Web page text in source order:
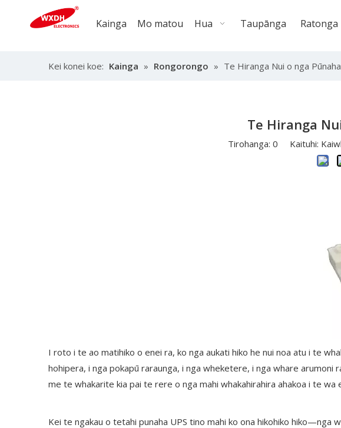
Kainga Mo matou Hua Taupānga Ratonga
Kei konei koe: Kainga » Rongorongo » Te Hiranga Nui o nga
Te Hiranga
Tirohanga: 0 Kaituhi:
I roto i te ao matihiko o enei ra, ko nga aukati hiko he nui noa atu i te
hohipera, i nga pokapū raraunga, i nga wheketere, i nga whare arumoni
me te whakarite kia pai te rere o nga mahi whakahirahira ahakoa i te
Kei te ngakau o tetahi punaha UPS tino mahi ko ona hikohiko hiko—nga